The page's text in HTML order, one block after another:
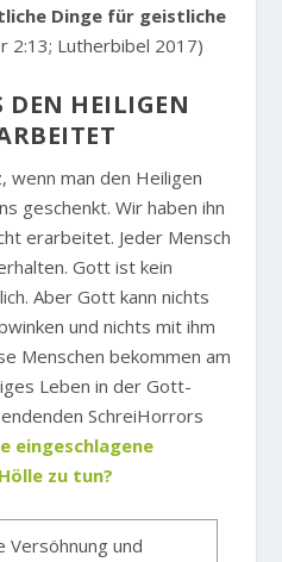
Dinge für geistliche
2:13; Lutherbibel 2017)
HEILIGEN
wenn man den Heiligen
geschenkt. Wir haben ihn
erarbeitet. Jeder Mensch
Gott ist kein
Aber Gott kann nichts
und nichts mit ihm
Menschen bekommen am
Leben in der Gott-
SchreiHorrors
eingeschlagene
zu tun?
Versöhnung und